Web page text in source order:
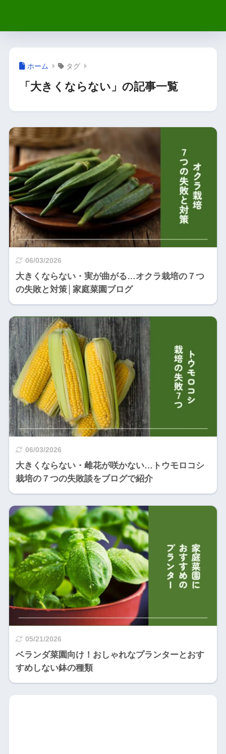
ホーム タグ
「大きくならない」の記事一覧
06/03/2026
大きくならない・実が曲がる…オクラ栽培の７つ
の失敗と対策│家庭菜園ブログ
06/03/2026
大きくならない・雌花が咲かない…トウモロコシ
栽培の７つの失敗談をブログで紹介
05/21/2026
ベランダ菜園向け！おしゃれなプランターとおす
すめしない鉢の種類